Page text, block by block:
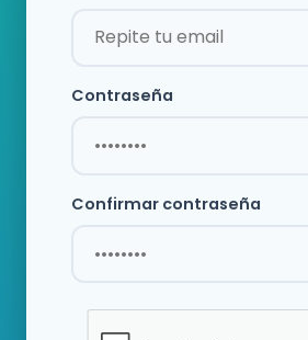
Contraseña
Confirmar contraseña